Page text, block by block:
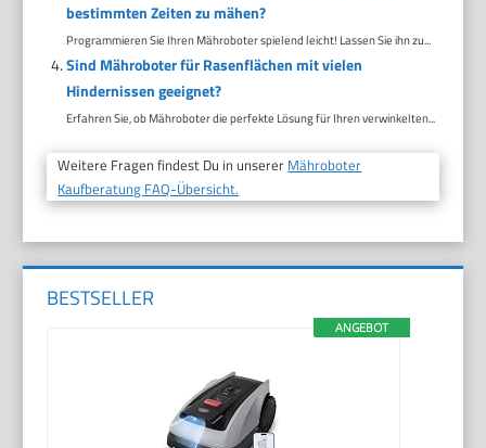
bestimmten Zeiten zu mähen?
Programmieren Sie Ihren Mähroboter spielend leicht! Lassen Sie ihn zu...
Sind Mähroboter für Rasenflächen mit vielen
Hindernissen geeignet?
Erfahren Sie, ob Mähroboter die perfekte Lösung für Ihren verwinkelten...
Weitere Fragen findest Du in unserer Mähroboter
Kaufberatung FAQ-Übersicht.
BESTSELLER
ANGEBOT